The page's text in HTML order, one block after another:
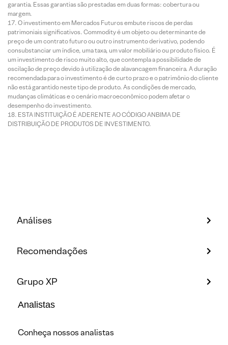
garantia. Essas garantias são prestadas em duas formas: cobertura ou
margem.
O investimento em Mercados Futuros embute riscos de perdas
patrimoniais significativos. Commodity é um objeto ou determinante de
preço de um contrato futuro ou outro instrumento derivativo, podendo
consubstanciar um índice, uma taxa, um valor mobiliário ou produto físico. É
um investimento de risco muito alto, que contempla a possibilidade de
oscilação de preço devido à utilização de alavancagem financeira. A duração
recomendada para o investimento é de curto prazo e o patrimônio do cliente
não está garantido neste tipo de produto. As condições de mercado,
mudanças climáticas e o cenário macroeconômico podem afetar o
desempenho do investimento.
ESTA INSTITUIÇÃO É ADERENTE AO CÓDIGO ANBIMA DE
DISTRIBUIÇÃO DE PRODUTOS DE INVESTIMENTO.
Análises
Recomendações
Grupo XP
Analistas
Conheça nossos analistas